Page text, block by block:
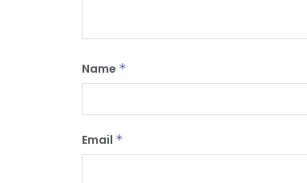
Name *
Email *